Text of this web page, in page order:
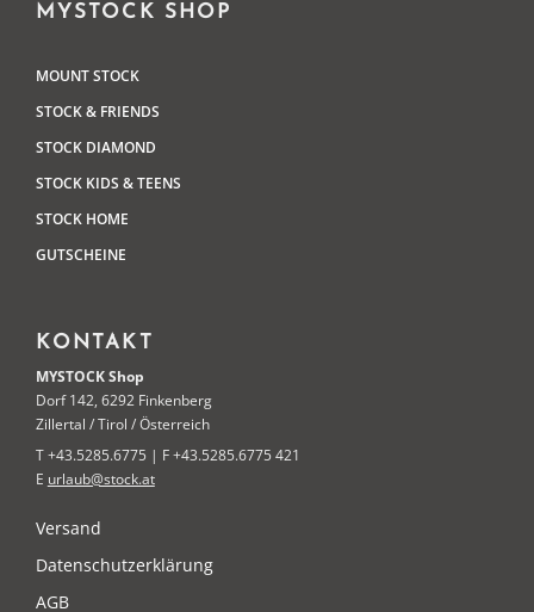
MYSTOCK SHOP
MOUNT STOCK
STOCK & FRIENDS
STOCK DIAMOND
STOCK KIDS & TEENS
STOCK HOME
GUTSCHEINE
KONTAKT
MYSTOCK Shop
Dorf 142, 6292 Finkenberg
Zillertal / Tirol / Österreich
T +43.5285.6775 | F +43.5285.6775 421
E urlaub@stock.at
Versand
Datenschutzerklärung
AGB